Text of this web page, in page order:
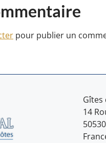
pour publier un
Gîtes
14